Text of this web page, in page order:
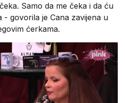
Samo da me čeka i da ću
- govorila je Cana zavijena u
ćerkama.